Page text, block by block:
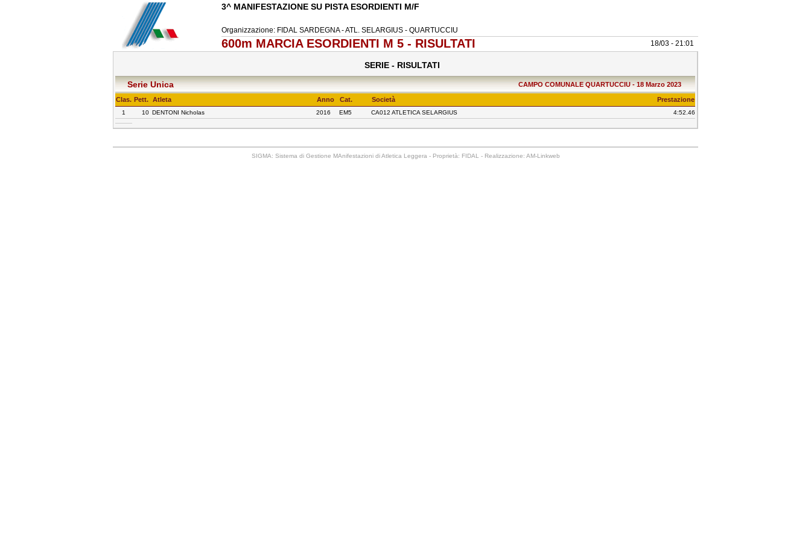
3^ MANIFESTAZIONE SU PISTA ESORDIENTI M/F
Organizzazione: FIDAL SARDEGNA - ATL. SELARGIUS - QUARTUCCIU
600m MARCIA ESORDIENTI M 5 - RISULTATI 18/03 - 21:01
SERIE - RISULTATI
Serie Unica
CAMPO COMUNALE QUARTUCCIU - 18 Marzo 2023
Clas. Pett. Atleta Anno Cat. Società Prestazione
1 10 DENTONI Nicholas 2016 EM5 CA012 ATLETICA SELARGIUS 4:52.46
SIGMA: Sistema di Gestione MAnifestazioni di Atletica Leggera - Proprietà: FIDAL - Realizzazione: AM-Linkweb